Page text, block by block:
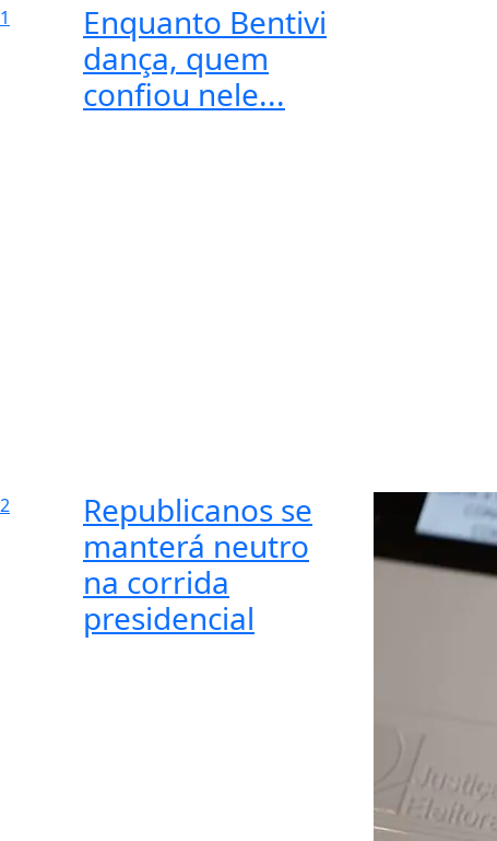
1
Enquanto Bentivi
dança, quem
confiou nele...
2
Republicanos se
manterá neutro
na corrida
presidencial